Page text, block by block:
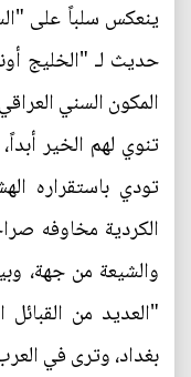
ينعكس سلباً على
حديث لـ "الخليج
المكون السني
تنوي لهم الخير
تودي باستقراره
الكردية مخاوفه
والشيعة من جهة،
"العديد من
بغداد، وترى في